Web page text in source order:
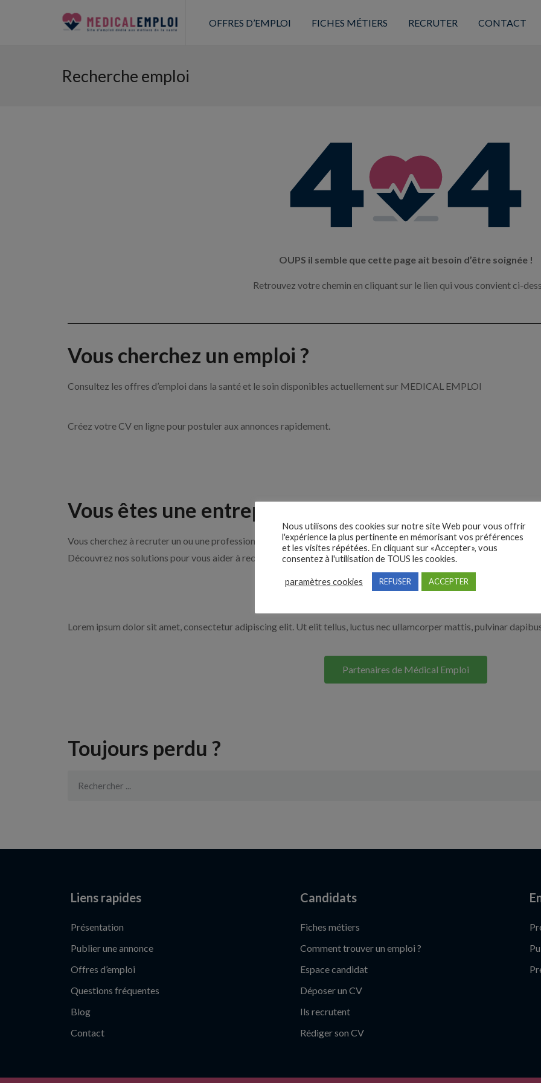
OFFRES D’EMPLOI FICHES MÉTIERS RECRUTER CONTACT
Recherche emploi
OUPS il semble que cette page ait besoin d’être soignée !
Retrouvez votre chemin en cliquant sur le lien qui vous convient ci-
Vous cherchez un emploi ?
Consultez les offres d’emploi dans la santé et le soin disponibles actuellement sur MEDICAL EMPLOI
Créez votre CV en ligne pour postuler aux annonces rapidement.
Vous êtes une entreprise ?
Vous cherchez à recruter un ou une professionnelle de santé par exemple un infirmier, un pharmacien ou encore un
Découvrez nos solutions pour vous aider à recruter en cliquant sur le bouton ci-dessous.
Nos solutions entreprises
Lorem ipsum dolor sit amet, consectetur adipiscing elit. Ut elit tellus, luctus nec ullamcorper mattis, pulvinar
Partenaires de Médical Emploi
Toujours perdu ?
Liens rapides
Présentation
Publier une annonce
Offres d’emploi
Questions fréquentes
Blog
Contact
Candidats
Fiches métiers
Comment trouver un emploi ?
Espace candidat
Déposer un CV
Ils recrutent
Rédiger son CV
Nous utilisons des cookies sur notre site Web pour vous offrir
l'expérience la plus pertinente en mémorisant vos préférences
et les visites répétées. En cliquant sur «Accepter», vous
consentez à l'utilisation de TOUS les cookies.
paramètres cookies REFUSER ACCEPTER